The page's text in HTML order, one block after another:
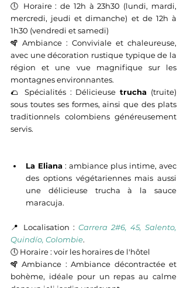
🕔 Horaire : de 12h à 23h30 (lundi, mardi,
mercredi, jeudi et dimanche) et de 12h à
1h30 (vendredi et samedi)
🪇 Ambiance : Conviviale et chaleureuse,
avec une décoration rustique typique de la
région et une vue magnifique sur les
montagnes environnantes.
🌮 Spécialités : Délicieuse trucha (truite)
sous toutes ses formes, ainsi que des plats
traditionnels colombiens généreusement
servis.
La Eliana : ambiance plus intime, avec
des options végétariennes mais aussi
une délicieuse trucha à la sauce
maracuja.
📍 Localisation : Carrera 2#6, 45, Salento,
Quindío, Colombie.
🕔 Horaire : voir les horaires de l'hôtel
🪇 Ambiance : Ambiance décontractée et
bohème, idéale pour un repas au calme